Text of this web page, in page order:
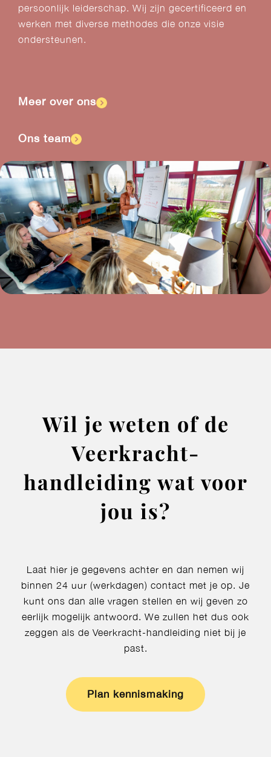
persoonlijk leiderschap. Wij zijn gecertificeerd en
werken met diverse methodes die onze visie
ondersteunen.
Meer over ons
Ons team
Wil je weten of de
Veerkracht-
handleiding wat voor
jou is?
Laat hier je gegevens achter en dan nemen wij
binnen 24 uur (werkdagen) contact met je op. Je
kunt ons dan alle vragen stellen en wij geven zo
eerlijk mogelijk antwoord. We zullen het dus ook
zeggen als de Veerkracht-handleiding niet bij je
past.
Plan kennismaking